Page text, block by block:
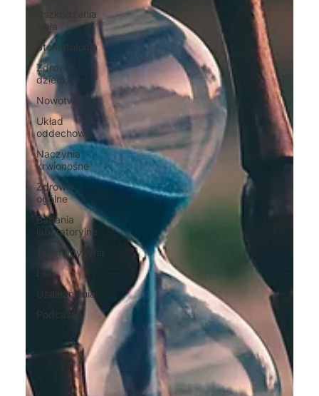
Uszkodzenia
ciała
Stomatologia
Zdrowie
dziecka
Nowotwory
Układ
oddechowy
Naczynia
krwionośne
Zdrowie
ogólne
Badania
laboratoryjne
Telemedycyna
Leki
Uzależnienia
Podcast